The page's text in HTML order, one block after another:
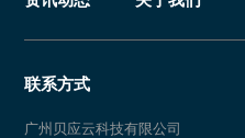
新零售 新零售易
新零售 新零售易
联系方式
广州贝应云科技有限公司